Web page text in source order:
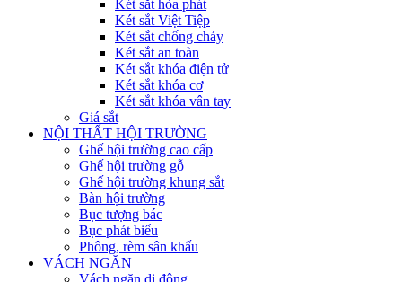
Két sắt hòa phát
Két sắt Việt Tiệp
Két sắt chống cháy
Két sắt an toàn
Két sắt khóa điện tử
Két sắt khóa cơ
Két sắt khóa vân tay
Giá sắt
NỘI THẤT HỘI TRƯỜNG
Ghế hội trường cao cấp
Ghế hội trường gỗ
Ghế hội trường khung sắt
Bàn hội trường
Bục tượng bác
Bục phát biểu
Phông, rèm sân khấu
VÁCH NGĂN
Vách ngăn di động